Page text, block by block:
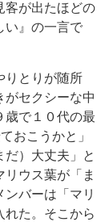
客が出たほどの
い』の一言で
りとりが随所
セクシーな中
歳で１０代の最
おこうかと」
だ）大丈夫」と
ウス葉が「ま
バーは「マリ
れた。そこから